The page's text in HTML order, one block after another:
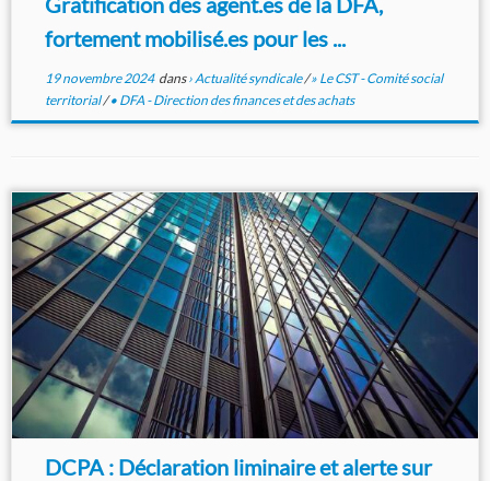
fortement mobilisé.es pour les ...
19 novembre 2024dans› Actualité syndicale/» Le CST - Comité social
territorial/• DFA - Direction des finances et des achats
DCPA : Déclaration liminaire et alerte sur